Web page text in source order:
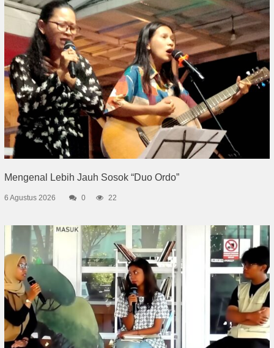
Mengenal Lebih Jauh Sosok “Duo Ordo”
6 Agustus 2026 0 22